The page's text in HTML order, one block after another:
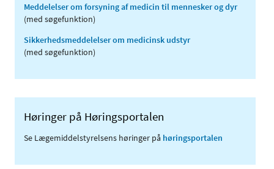
Meddelelser om forsyning af medicin til mennesker og dyr
(med søgefunktion)
Sikkerhedsmeddelelser om medicinsk udstyr
(med søgefunktion)
Høringer på Høringsportalen
Se Lægemiddelstyrelsens høringer på høringsportalen